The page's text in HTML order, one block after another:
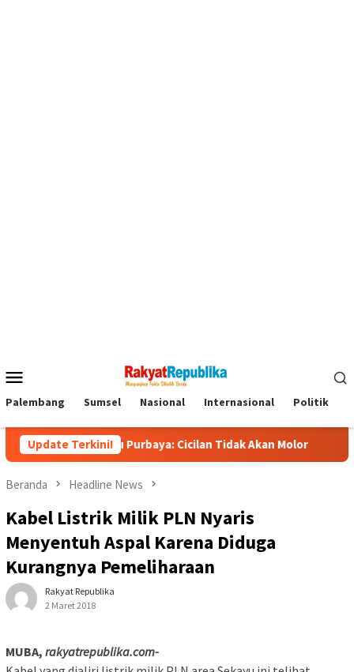
Mobile
Palembang Sumsel Nasional Internasional Politik
Update Terkini!
Purbaya: Cicilan Tidak Akan Molor Dorong
Beranda Headline News
Kabel Listrik Milik PLN Nyaris
Menyentuh Aspal Karena Diduga
Kurangnya Pemeliharaan
Rakyat Republika
2 Maret 2018
MUBA, rakyatrepublika.com-